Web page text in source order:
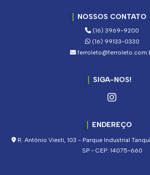
NOSSOS CONTATO
(16) 3969-9200
(16) 99133-0330
SIGA-NOS!
ENDEREÇO
R. Antônio Viesti, 103 - Parque Industrial
SP - CEP: 14075-660